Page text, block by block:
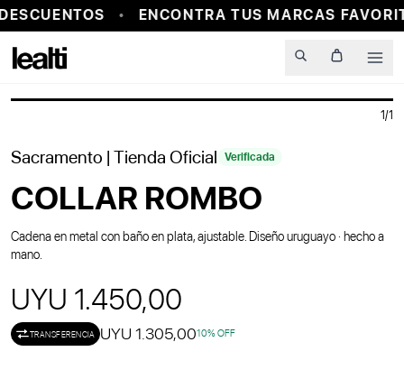
ENCONTRA TUS MARCAS
1/1
Sacramento | Tienda Oficial Verificada
COLLAR ROMBO
Cadena en metal con baño en plata, ajustable. Diseño uruguayo · hecho a
mano.
UYU 1.450,00
TRANSFERENCIA UYU 1.305,0010% OFF